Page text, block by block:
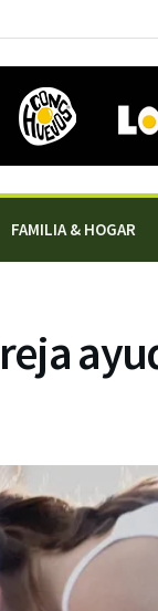
FAMILIA & HOGAR